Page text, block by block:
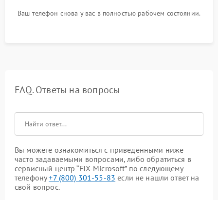
Ваш телефон снова у вас в полностью рабочем состоянии.
FAQ. Ответы на вопросы
Вы можете ознакомиться с приведенными ниже
часто задаваемыми вопросами, либо обратиться в
сервисный центр “FIX-Microsoft” по следующему
телефону+7 (800) 301-55-83 если не нашли ответ на
свой вопрос.